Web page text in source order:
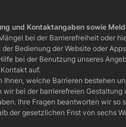
und Kontaktangaben sowie
bei der Barrierefreiheit oder
der Bedienung der Website oder
bei der Benutzung unseres
auf.
Ihnen, welche Barrieren bestehen
wir bei der barrierefreien Gestaltung
Ihre Fragen beantworten wir so
der gesetzlichen Frist von sechs